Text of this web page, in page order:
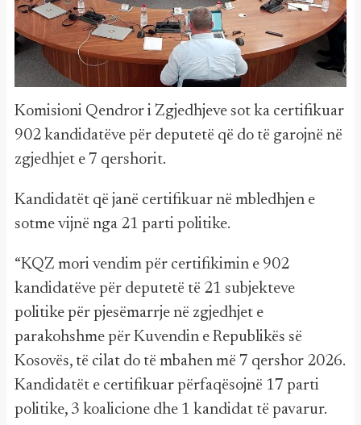
Komisioni Qendror i Zgjedhjeve sot ka certifikuar
902 kandidatëve për deputetë që do të garojnë në
zgjedhjet e 7 qershorit.
Kandidatët që janë certifikuar në mbledhjen e
sotme vijnë nga 21 parti politike.
“KQZ mori vendim për certifikimin e 902
kandidatëve për deputetë të 21 subjekteve
politike për pjesëmarrje në zgjedhjet e
parakohshme për Kuvendin e Republikës së
Kosovës, të cilat do të mbahen më 7 qershor 2026.
Kandidatët e certifikuar përfaqësojnë 17 parti
politike, 3 koalicione dhe 1 kandidat të pavarur.